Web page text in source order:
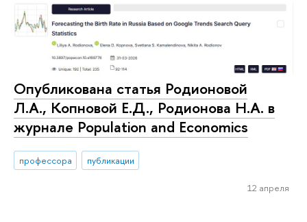
Опубликована статья Родионовой
Л.А., Копновой Е.Д., Родионова Н.А. в
журнале Population and Economics
профессора публикации
12 апреля